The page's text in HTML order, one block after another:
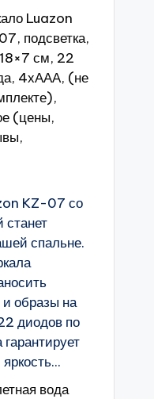
Luazon
подсветка,
см, 22
4хААА, (не
(цены,
KZ-07 со
станет
спальне.
образы на
диодов по
вода